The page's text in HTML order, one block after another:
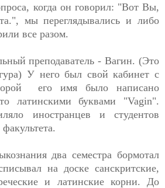
когда он говорил: "Вот Вы,
мы переглядывались и либо
все разом.
преподаватель - Вагин. (Это
У него был свой кабинет с
его имя было написано
латинскими буквами "Vagin".
иностранцев и студентов
два семестра бормотал
на доске санскритские,
и латинские корни. До